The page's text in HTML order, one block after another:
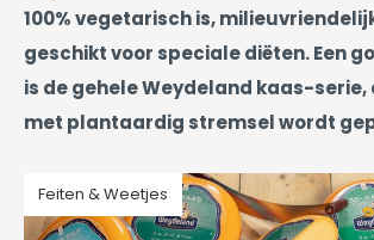
100% vegetarisch is,
geschikt voor speciale diëten. Een
is de gehele Weydeland kaas-serie,
met plantaardig stremsel wordt
Feiten & Weetjes